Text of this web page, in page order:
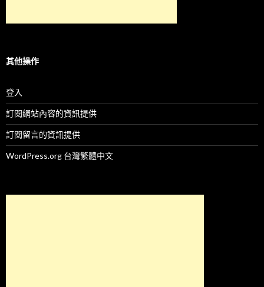
其他操作
登入
訂閱網站內容的資訊提供
訂閱留言的資訊提供
WordPress.org 台灣繁體中文